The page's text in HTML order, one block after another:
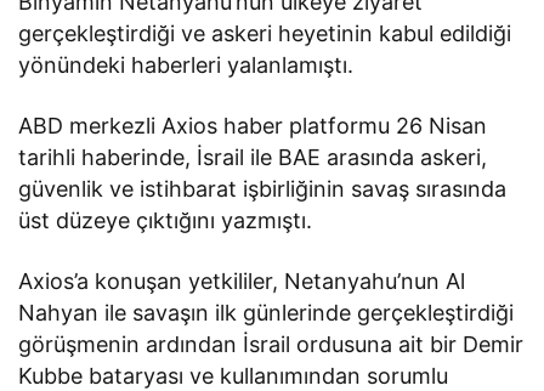
gerçekleştirdiği ve askeri heyetinin kabul edildiği
yönündeki haberleri yalanlamıştı.
ABD merkezli Axios haber platformu 26 Nisan
tarihli haberinde, İsrail ile BAE arasında askeri,
güvenlik ve istihbarat işbirliğinin savaş sırasında
üst düzeye çıktığını yazmıştı.
Axios’a konuşan yetkililer, Netanyahu’nun Al
Nahyan ile savaşın ilk günlerinde gerçekleştirdiği
görüşmenin ardından İsrail ordusuna ait bir Demir
Kubbe bataryası ve kullanımından sorumlu